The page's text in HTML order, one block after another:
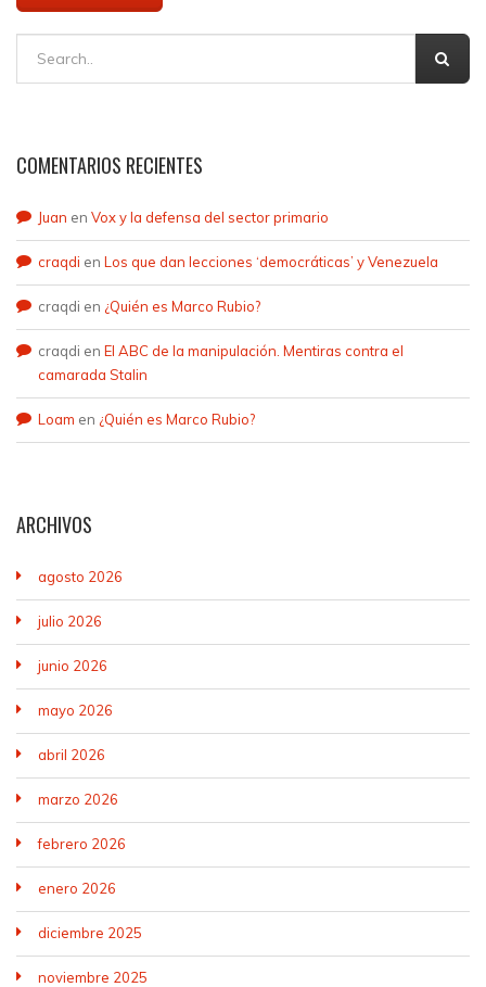
COMENTARIOS RECIENTES
Juan en Vox y la defensa del sector primario
craqdi en Los que dan lecciones ‘democráticas’ y Venezuela
craqdi en ¿Quién es Marco Rubio?
craqdi en El ABC de la manipulación. Mentiras contra el
camarada Stalin
Loam en ¿Quién es Marco Rubio?
ARCHIVOS
agosto 2026
julio 2026
junio 2026
mayo 2026
abril 2026
marzo 2026
febrero 2026
enero 2026
diciembre 2025
noviembre 2025